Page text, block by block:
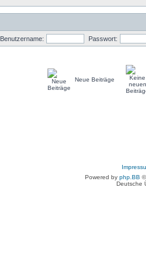
Benutzername: Passwort:
Neue Beiträge
Powered by php.BB
Deutsche